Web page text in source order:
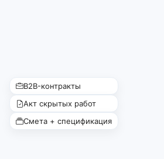
B2B-контракты
Акт скрытых работ
Смета + спецификация